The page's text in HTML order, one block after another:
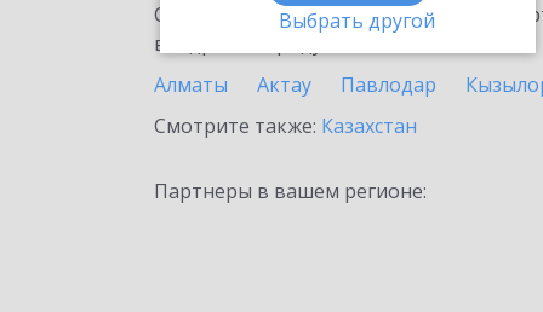
Выбрать другой
Ознакомьтесь с информационными
внедрение продукта.
Алматы
Актау Павлодар
Смотрите также: Казахстан
Партнеры в вашем регионе: